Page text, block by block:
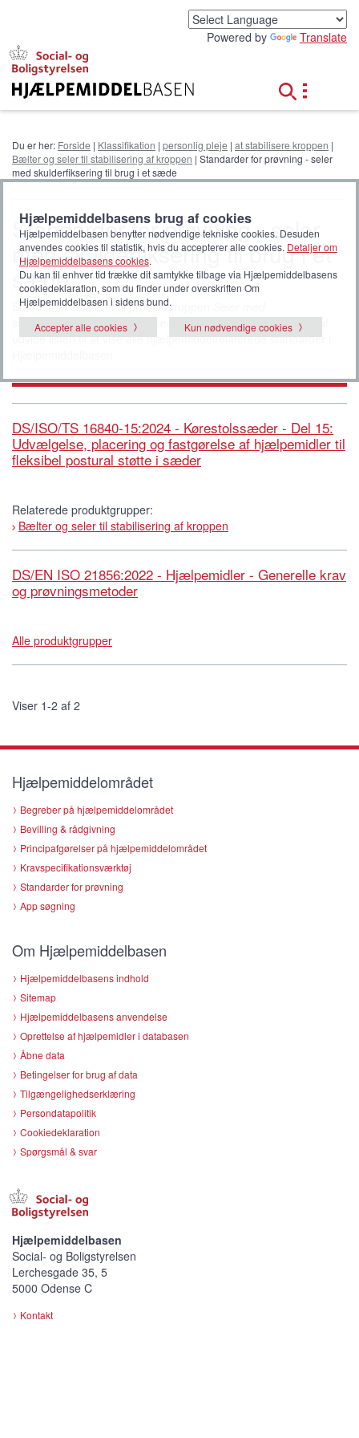
n
Powered by Translate
Du er her: Forside | Klassifikation | personlig pleje | at stabilisere kroppen |
Bælter og seler til stabilisering af kroppen | Standarder for prøvning - seler
med skulderfiksering til brug i et sæde
Standarder for prøvning - seler
med skulderfiksering til brug i et
sæde
Standarder relateret til produktgruppen
skulderfiksering til brug i et sæde. Klik påalle standarderfor at
udvide listen til at vise alle hjælpemiddelrelaterede standarder i
DS/ISO/TS 16840-15:2024 - Kørestolssæder - Del 15:
Udvælgelse, placering og fastgørelse af hjælpemidler til
fleksibel postural støtte i sæder
Relaterede produktgrupper:
Bælter og seler til stabilisering af kroppen
DS/EN ISO 21856:2022 - Hjælpemidler - Generelle krav
og prøvningsmetoder
Alle produktgrupper
Viser 1-2 af 2
Hjælpemiddelområdet
Begreber på hjælpemiddelområdet
Bevilling & rådgivning
Principafgørelser på hjælpemiddelområdet
Kravspecifikationsværktøj
Standarder for prøvning
App søgning
Om Hjælpemiddelbasen
Hjælpemiddelbasens indhold
Sitemap
Hjælpemiddelbasens anvendelse
Oprettelse af hjælpemidler i databasen
Åbne data
Betingelser for brug af data
Tilgængelighedserklæring
Persondatapolitik
Cookiedeklaration
Spørgsmål & svar
Hjælpemiddelbasen
Social- og Boligstyrelsen
Lerchesgade 35, 5
5000 Odense C
Kontakt
Hjælpemiddelbasens brug af cookies
Hjælpemiddelbasen benytter nødvendige tekniske cookies. Desuden
anvendes cookies til statistik, hvis du accepterer alle cookies. Detaljer om
Hjælpemiddelbasens cookies.
Du kan til enhver tid trække dit samtykke tilbage via Hjælpemiddelbasens
cookiedeklaration, som du finder under overskriften Om
Hjælpemiddelbasen i sidens bund.
Accepter alle cookies
Kun nødvendige cookies